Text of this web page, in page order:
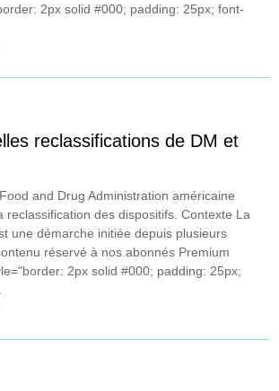
2px solid #000; padding: 25px; font-
reclassifications de DM et
and Drug Administration américaine
reclassification des dispositifs. Contexte La
une démarche initiée depuis plusieurs
réservé à nos abonnés Premium
2px solid #000; padding: 25px;